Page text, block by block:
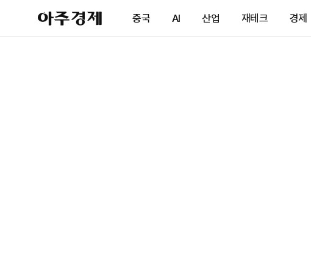
아
주
제
중국 AI 산업 재테크 경제